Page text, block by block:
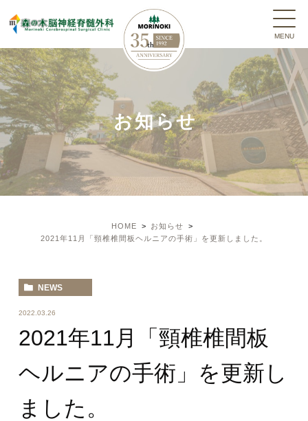
お知らせ
HOME
お知らせ
2021年11月「頸椎椎間板ヘルニアの手術」を更新しました。
NEWS
2022.03.26
2021年11月「頸椎椎間板
ヘルニアの手術」を更新し
ました。